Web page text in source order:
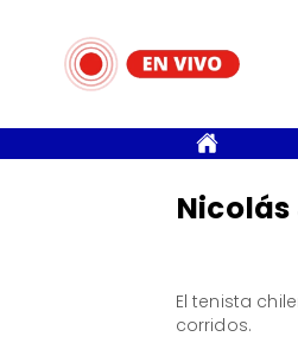
El tenista
corridos.